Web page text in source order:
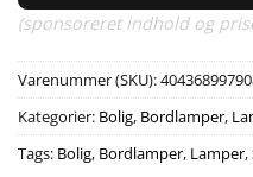
(sponsoreret indhold og
Varenummer (SKU):
Kategorier: Bolig, Bordlamper,
Tags: Bolig, Bordlamper, Lamper,